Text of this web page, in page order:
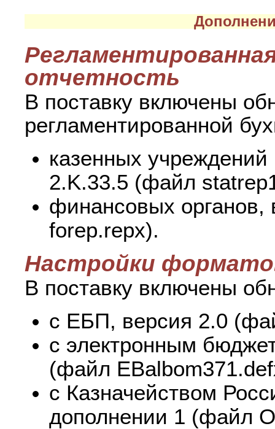
отчетность
В поставку включены
регламентированной
казенных
2.K.33.5 (файл
финансовых
forep.repx).
Настройки
В поставку включены
с ЕБП, версия 2.0
с электронным
(файл
с Казначейством
дополнении 1 (файл